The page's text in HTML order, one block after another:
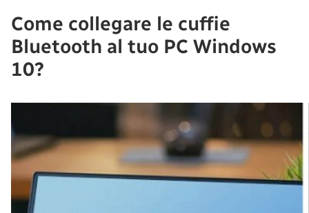
Come collegare le cuffie
Bluetooth al tuo PC Windows
10?